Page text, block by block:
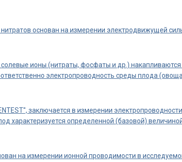
основан на измерении электродвижущей
ионы (нитраты, фосфаты и др.)
электропроводность среды плода
заключается в измерении
характеризуется определенной (базовой)
на измерении ионной проводимости в